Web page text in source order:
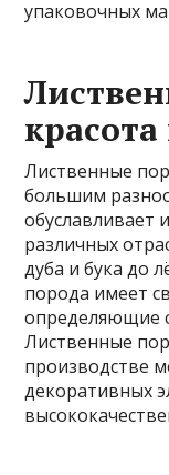
упаковочных
Лиственные
большим
обуславливает
различных
дуба и бука до
порода имеет
определяющие
Лиственные
производстве
декоративных